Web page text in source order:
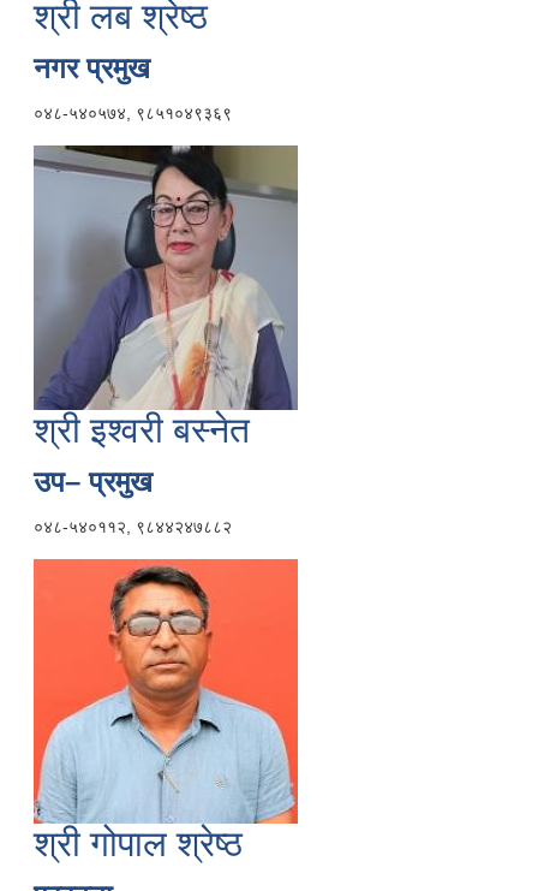
श्री लब श्रेष्ठ
नगर प्रमुख
०४८-५४०५७४, ९८५१०४९३६९
श्री इश्वरी बस्नेत
उप– प्रमुख
०४८-५४०११२, ९८४४२४७८८२
श्री गोपाल श्रेष्ठ